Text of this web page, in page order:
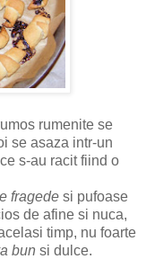
rumenite se
se asaza intr-un
s-au racit fiind o
fragede si pufoase
de afine si nuca,
timp, nu foarte
bun si dulce.